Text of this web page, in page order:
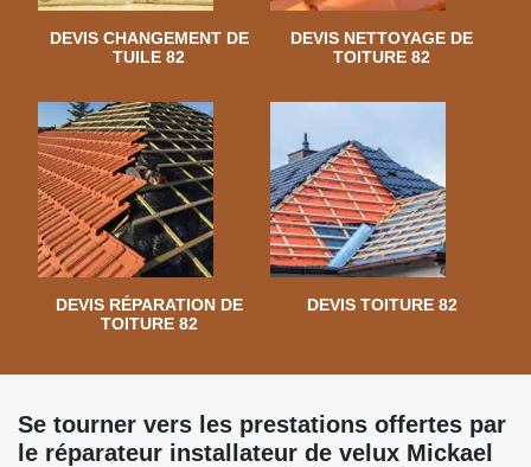
DEVIS CHANGEMENT DE
TUILE 82
DEVIS NETTOYAGE DE
TOITURE 82
DEVIS RÉPARATION DE
TOITURE 82
DEVIS TOITURE 82
Se tourner vers les prestations offertes par
le réparateur installateur de velux Mickael